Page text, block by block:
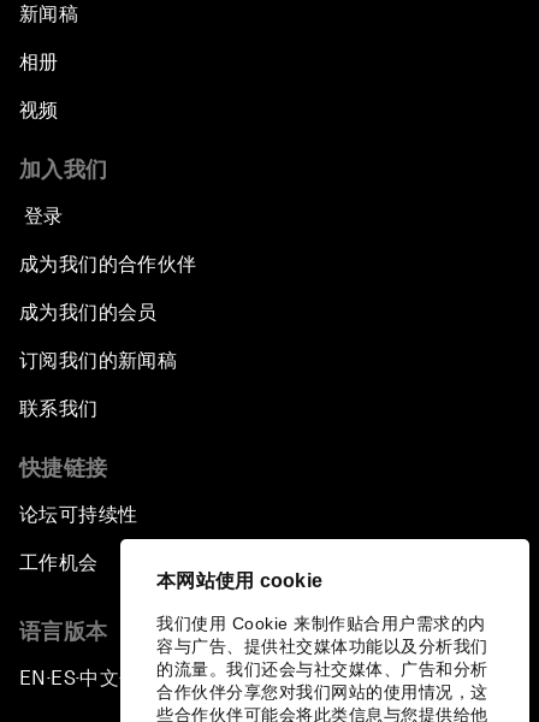
本网站使用 cookie
我们使用 Cookie 来制作贴合用户需求的内
容与广告、提供社交媒体功能以及分析我们
的流量。我们还会与社交媒体、广告和分析
合作伙伴分享您对我们网站的使用情况，这
些合作伙伴可能会将此类信息与您提供给他
新闻稿
相册
视频
加入我们
登录
成为我们的合作伙伴
成为我们的会员
订阅我们的新闻稿
联系我们
快捷链接
论坛可持续性
工作机会
语言版本
EN ▪ES▪中文▪ 日本語